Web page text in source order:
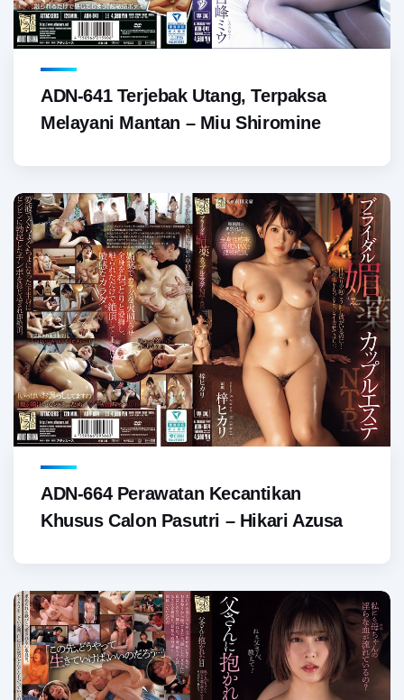
ADN-641 Terjebak Utang, Terpaksa
Melayani Mantan – Miu Shiromine
ADN-664 Perawatan Kecantikan
Khusus Calon Pasutri – Hikari Azusa